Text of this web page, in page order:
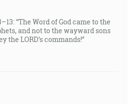
“The Word of God came to the
and not to the wayward sons
the LORD’s commands!”